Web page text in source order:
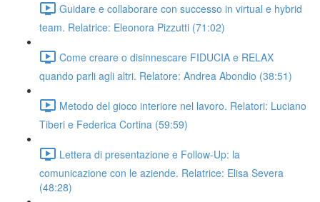
Guidare e collaborare con successo in virtual e hybrid
team. Relatrice: Eleonora Pizzutti (71:02)
Come creare o disinnescare FIDUCIA e RELAX
quando parli agli altri. Relatore: Andrea Abondio (38:51)
Metodo del gioco interiore nel lavoro. Relatori: Luciano
Tiberi e Federica Cortina (59:59)
Lettera di presentazione e Follow-Up: la
comunicazione con le aziende. Relatrice: Elisa Severa
(48:28)